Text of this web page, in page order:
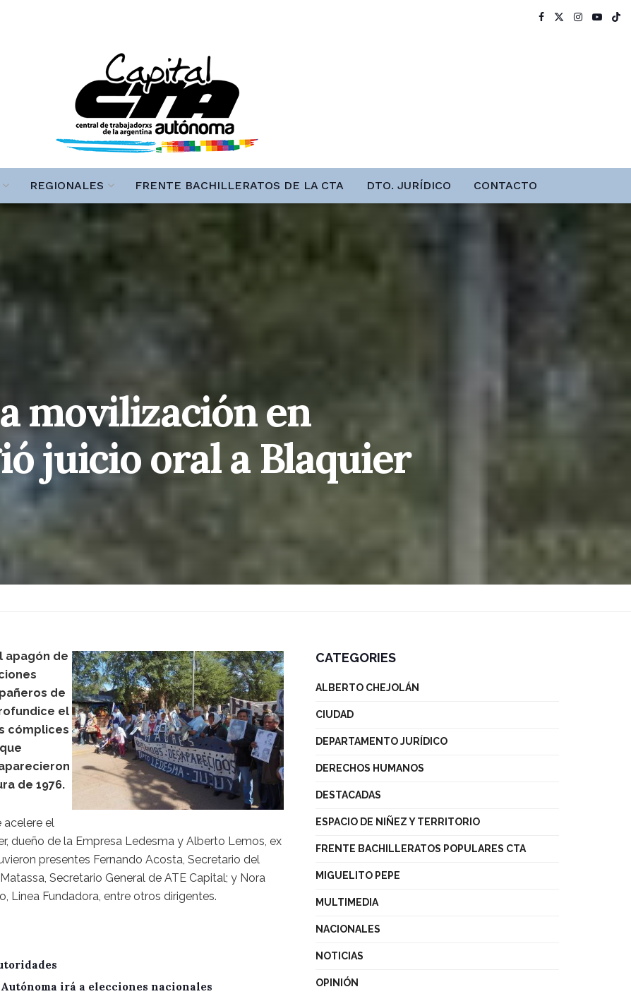
REGIONALES FRENTE BACHILLERATOS DE LA CTA DTO. JURÍDICO CONTACTO
movilización en
juicio oral a Blaquier
apagón de
de
el
cómplices
de 1976.
acelere el
dueño de la Empresa Ledesma y Alberto Lemos, ex
presentes Fernando Acosta, Secretario del
Secretario General de ATE Capital; y Nora
Linea Fundadora, entre otros dirigentes.
irá a elecciones nacionales
CATEGORIES
ALBERTO CHEJOLÁN
CIUDAD
DEPARTAMENTO JURÍDICO
DERECHOS HUMANOS
DESTACADAS
ESPACIO DE NIÑEZ Y TERRITORIO
FRENTE BACHILLERATOS POPULARES CTA
MIGUELITO PEPE
MULTIMEDIA
NACIONALES
NOTICIAS
OPINIÓN